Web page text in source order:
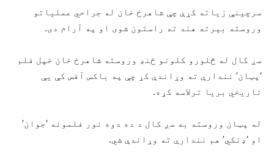
سرچينې زياته کړې چې شاهرخ خان له جراحي عملياتو
وروسته بېرته هند ته راستون شوى او په آرام دى.
سږ کال له څلورو کلونو ځنډ وروسته شاهرخ خان خپل فلم
‘پټان’ نندارې ته وړاندې کړ چې په باکس آفس کې یې
تاریخي بریا ترلاسه کړه.
له پټان وروسته به سږ کال د ده دوه نور فلمونه ‘جوان’
او ‘ډنکي’ هم نندارې ته وړاندې شي.